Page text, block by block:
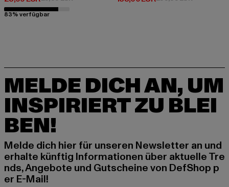
83% verfügbar
MELDE DICH AN, UM
INSPIRIERT ZU BLEI
BEN!
Melde dich hier für unseren Newsletter an und
erhalte künftig Informationen über aktuelle Tre
nds, Angebote und Gutscheine von DefShop p
er E-Mail!